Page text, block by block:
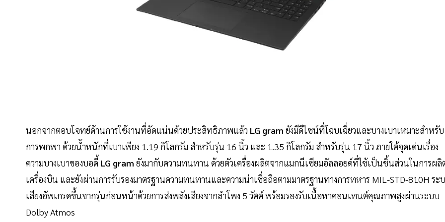
นอกจากตอบโจทย์ด้านการใช้งานที่อัดแน่นด้วยประสิทธิภาพแล้ว LG gram ยังมีดีไซน์ที่โฉบเฉี่ยวและบางเบาเหมาะสำหรับ
การพกพา ด้วยน้ำหนักที่เบาเพียง 1.19 กิโลกรัม สำหรับรุ่น 16 นิ้ว และ 1.35 กิโลกรัม สำหรับรุ่น 17 นิ้ว ภายใต้จุดเด่นเรื่อง
ความบางเบาของบอดี้ LG gram ยังมากับความทนทาน ด้วยตัวเครื่องผลิตจากแมกนีเซียมอัลลอยด์ที่ใช้เป็นชิ้นส่วนในการผลิ
เครื่องบิน และยังผ่านการรับรองมาตรฐานความทนทานและความน่าเชื่อถือตามมาตรฐานทางการทหาร MIL-STD-810H ระ
เสียงอัพเกรดขึ้นจากรุ่นก่อนหน้าด้วยการส่งพลังเสียงจากลำโพง 5 วัตต์ พร้อมรองรับเนื้อหาคอนเทนต์คุณภาพสูงผ่านระบบ
Dolby Atmos